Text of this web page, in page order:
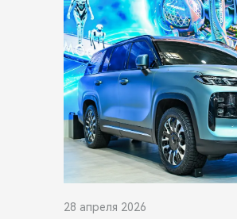
28 апреля 2026